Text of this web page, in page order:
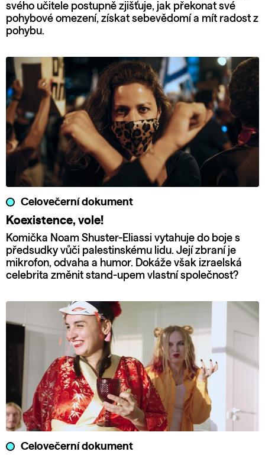
svého učitele postupně zjišťuje, jak překonat své
pohybové omezení, získat sebevědomí a mít radost z
pohybu.
Celovečerní dokument
Koexistence, vole!
Komička Noam Shuster-Eliassi vytahuje do boje s
předsudky vůči palestinskému lidu. Její zbraní je
mikrofon, odvaha a humor. Dokáže však izraelská
celebrita změnit stand-upem vlastní společnost?
Celovečerní dokument